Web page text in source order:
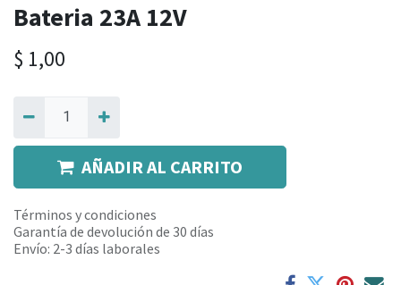
Bateria 23A 12V
$ 1,00
AÑADIR AL CARRITO
Términos y condiciones
Garantía de devolución de 30 días
Envío: 2-3 días laborales